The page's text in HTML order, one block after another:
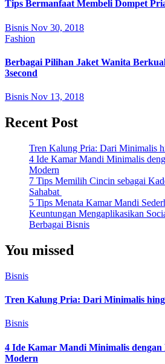
Tips Bermanfaat Membeli Dompet
Bisnis Nov 30, 2018
Fashion
Berbagai Pilihan Jaket Wanita
3second
Bisnis Nov 13, 2018
Recent Post
Tren Kalung Pria: Dari Minimalis
4 Ide Kamar Mandi Minimalis
Modern
7 Tips Memilih Cincin sebagai
Sahabat
5 Tips Menata Kamar Mandi
Keuntungan Mengaplikasikan
Berbagai Bisnis
You missed
Bisnis
Tren Kalung Pria: Dari Minimalis
Bisnis
4 Ide Kamar Mandi Minimalis dengan
Modern